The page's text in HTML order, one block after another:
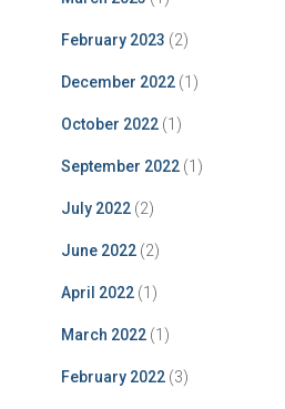
February 2023 (2)
December 2022 (1)
October 2022 (1)
September 2022 (1)
July 2022 (2)
June 2022 (2)
April 2022 (1)
March 2022 (1)
February 2022 (3)